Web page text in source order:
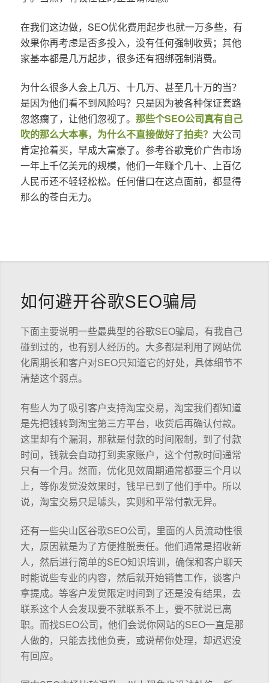
在我们这边做，SEO优化费用起步也就一万多些，有
效果你再考虑是否多投入，没有任何强制收费；其他
家基本都是几万起步，很多还有捆绑强制消费。
为什么很多人会上几万、十几万、甚至几十万的当？
是因为他们看不到风险吗？只是因为被各种保证套路
忽悠瘸了，让他们忽视了。 那些个SEO公司真有自己
吹的那么大本事，为什么不直接做好了拍卖？ 大公司
肯定抢着买，早成大富豪了。参考谷歌竞价广告市场
一年上千亿美元的规模，他们一年赚个几十、上百亿
人民币还不轻轻松松。任何借口在这点面前，都显得
那么的苍白无力。
如何避开谷歌SEO骗局
下面主要说明一些最典型的谷歌SEO骗局，有我自己
碰到过的，也有别人经历的。大多都是利用了网站优
化周期长和客户对SEO只知道它的好处，具体细节不
清楚这个弱点。
有些人为了吸引客户支持淘宝交易，淘宝我们都知道
是先把钱转到淘宝第三方平台，收货后再确认付款。
这里却有个漏洞，那就是付款的时间限制，到了付款
时间，钱就会自动打到卖家账户，这个付款时间通常
只有一个月。然而，优化见效周期通常都要三个月以
上，等你发觉没效果时，钱早已到了他们手中。所以
说，淘宝交易只是噱头，实则和平常付款无异。
还有一些尖山区谷歌SEO公司，里面的人员流动性很
大，原因就是为了方便推脱责任。他们通常是招收新
人，然后进行简单的SEO知识培训，确保和客户聊天
时能说些专业的内容，然后就开始销售工作，谈客户
拿提成。等客户发觉限定时间到了还是没有结果，去
联系这个人会发现要不就联系不上，要不就说已离
职。而找SEO公司，他们会说你网站的SEO一直是那
人做的，只能去找他负责，或说帮你处理，却迟迟没
有回应。